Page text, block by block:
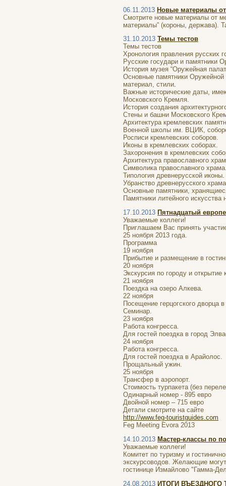
06.11.2013 Новые материалы
Смотрите новые материалы от
материалы” (короны, держава).
31.10.2013 Темы тестов
Темы тестов
Хронология правления русских
Русские государи и памятники
История музея “Оружейная
Основные памятники Оружейной
материал, стили.
Важные исторические даты,
Московского Кремля.
История создания
Стены и башни Московского
Архитектура кремлевских
Военной школы им. ВЦИК,
Росписи кремлевских соборов.
Иконы в кремлевских соборах.
Захоронения в кремлевских
Архитектура православного
Символика православного
Типология древнерусской иконы.
Убранство древнерусского
Основные памятники,
Памятники литейного
17.10.2013 Пятнадцатый
Уважаемые коллеги!
Приглашаем Вас принять
25 ноября 2013 года.
Программа
19 ноября
Прибытие и размещение в
20 ноября
Экскурсия по городу и открытие
21 ноября
Поездка на озеро Алкева.
22 ноября
Посещение герцогского дворца
Семинар.
23 ноября
Работа конгресса.
Для гостей поездка в город
24 ноября
Работа конгресса.
Для гостей поездка в Арайолос.
Прощальный ужин.
25 ноября
Трансфер в аэропорт.
Стоимость турпакета (без
Одинарный номер - 895 евро
Двойной номер – 715 евро
Детали смотрите на сайте
http://www.feg-touristguides.com
Feg Meeting Evora 2013
14.10.2013 Мастер-классы по
Уважаемые коллеги!
Комитет по туризму и
экскурсоводов. Желающие могут
гостинице Измайлово "Гамма-
24.08.2013 ИТОГИ ВЪЕЗДНОГО